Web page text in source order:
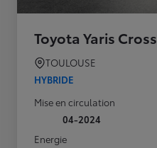
Toyota Yaris Cross
TOULOUSE
HYBRIDE
Mise en circulation
04-2024
Energie